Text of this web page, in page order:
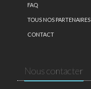
FAQ
TOUS NOS PARTENAIRES
CONTACT
Nous contacter